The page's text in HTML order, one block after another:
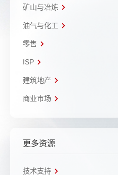
矿山与冶炼
油气与化工
零售
ISP
建筑地产
商业市场
更多资源
技术支持